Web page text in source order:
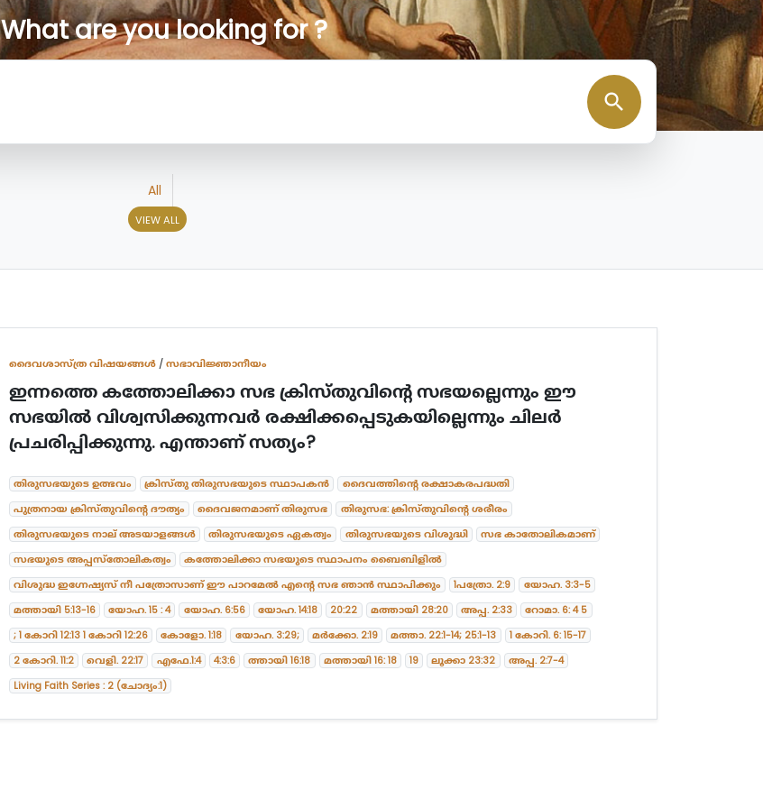
What are you looking for ?
search
All
VIEW ALL
ദൈവശാസ്ത്ര വിഷയങ്ങള്‍/സഭാവിജ്ഞാനീയം
ഇന്നത്തെ കത്തോലിക്കാ സഭ ക്രിസ്തുവിന്റെ സഭയല്ലെന്നും ഈ
സഭയിൽ വിശ്വസിക്കുന്നവർ രക്ഷിക്കപ്പെടുകയില്ലെന്നും ചിലർ
പ്രചരിപ്പിക്കുന്നു. എന്താണ് സത്യം?
തിരുസഭയുടെ ഉത്ഭവം ക്രിസ്തു തിരുസഭയുടെ സ്ഥാപകൻ
ദൈവത്തിന്റെ രക്ഷാകരപദ്ധതി
പുത്രനായ ക്രിസ്തുവിന്റെ ദൗത്യം
ദൈവജനമാണ് തിരുസഭ
തിരുസഭ: ക്രിസ്തുവിന്റെ ശരീരം
തിരുസഭയുടെ നാല് അടയാളങ്ങൾ
തിരുസഭയുടെ ഏകത്വം തിരുസഭയുടെ വിശുദ്ധി
സഭ കാതോലികമാണ്
സഭയുടെ അപ്പസ്തോലികത്വം
കത്തോലിക്കാ സഭയുടെ സ്ഥാപനം ബൈബിളിൽ
വിശുദ്ധ ഇഗ്നേഷ്യസ് നീ പത്രോസാണ് ഈ പാറമേൽ എന്റെ സഭ ഞാൻ സ്ഥാപിക്കും
1പത്രോ. 2:9
യോഹ. 3:3-5
മത്തായി 5:13-16
യോഹ. 15 : 4 യോഹ. 6:56 യോഹ. 14:18 20:22 മത്തായി 28:20 അപ്പ. 2:33
റോമാ. 6: 4 5
; 1 കോറി 12:13 1 കോറി 12:26
കോളോ. 1:18 യോഹ. 3:29; മർക്കോ. 2:19 മത്താ. 22:1-14; 25:1-13
1 കോറി. 6: 15-17
2 കോറി. 11:2
വെളി. 22:17 എഫേ.1:4 4:3:6 ത്തായി 16:18 മത്തായി 16: 18 19 ലൂക്കാ 23:32
അപ്പ. 2:7-4
Living Faith Series : 2 (ചോദ്യം:1)